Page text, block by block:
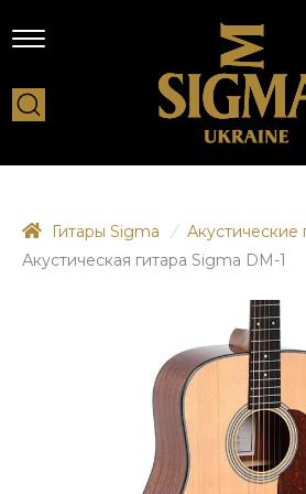
Гитары Sigma / Акустические
Акустическая гитара Sigma DM-1